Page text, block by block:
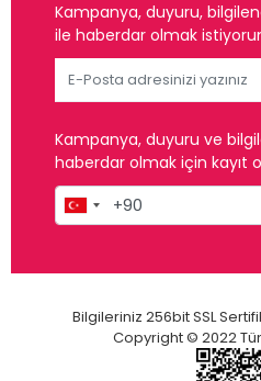
Kampanya, duyuru,
ile haberdar olmak
Kampanya, duyuru ve
haberdar olmak için kayıt
Bilgileriniz 256bit SSL
Copyright © 2022